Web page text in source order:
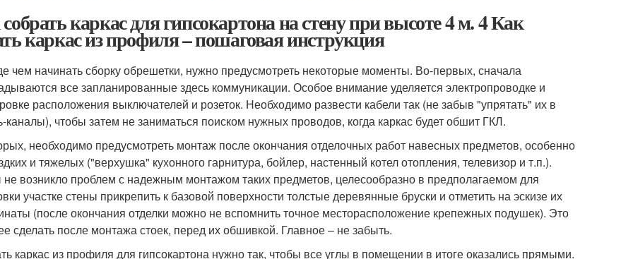
каркас для гипсокартона на стену при высоте 4 м. 4 Как
каркас из профиля – пошаговая инструкция
чем начинать сборку обрешетки, нужно предусмотреть некоторые моменты. Во-первых, сначала
все запланированные здесь коммуникации. Особое внимание уделяется электропроводке и
расположения выключателей и розеток. Необходимо развести кабели так (не забыв "упрятать" их в
каналы), чтобы затем не заниматься поиском нужных проводов, когда каркас будет обшит ГКЛ.
необходимо предусмотреть монтаж после окончания отделочных работ навесных предметов, особенно
и тяжелых ("верхушка" кухонного гарнитура, бойлер, настенный котел отопления, телевизор и т.п.).
возникло проблем с надежным монтажом таких предметов, целесообразно в предполагаемом для
участке стены прикрепить к базовой поверхности толстые деревянные бруски и отметить на эскизе их
(после окончания отделки можно не вспомнить точное месторасположение крепежных подушек). Это
сделать после монтажа стоек, перед их обшивкой. Главное – не забыть.
каркас из профиля для гипсокартона нужно так, чтобы все углы в помещении в итоге оказались прямыми.